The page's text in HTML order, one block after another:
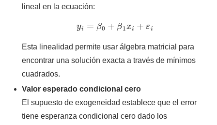
lineal en la ecuación:
=β + β1 xi ε
Esta linealidad permite usar álgebra matricial para
encontrar una solución exacta a través de mínimos
cuadrados.
Valor esperado condicional cero
El supuesto de exogeneidad establece que el error
tiene esperanza condicional cero dado los